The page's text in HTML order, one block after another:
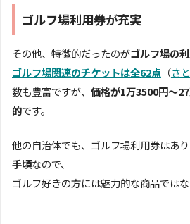
ゴルフ場利用券が充実
その他、特徴的だったのがゴルフ場の
ゴルフ場関連のチケットは全62点 （さ
数も豊富ですが、 価格が1万3500円〜
的です。
他の自治体でも、ゴルフ場利用券はあ
手頃なので、
ゴルフ好きの方には魅力的な商品ではな